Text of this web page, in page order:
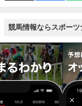
競馬情報ならスポーツ